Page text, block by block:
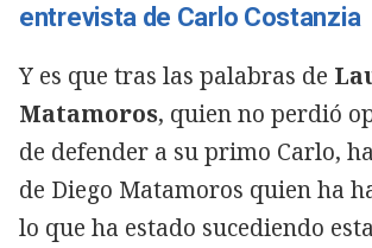
entrevista de Carlo Costanzia
Y es que tras las palabras de
Matamoros, quien no perdió
de defender a su primo Carlo,
de Diego Matamoros quien ha
lo que ha estado sucediendo